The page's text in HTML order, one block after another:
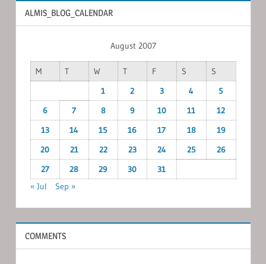
ALMIS_BLOG_CALENDAR
August 2007
M T W T F S
S
1
2 3 4
5
6
7 8 9 10 11
12
13
14 15 16 17 18
19
20
21 22 23 24 25
26
27
28 29 30
31
« Jul
Sep »
COMMENTS